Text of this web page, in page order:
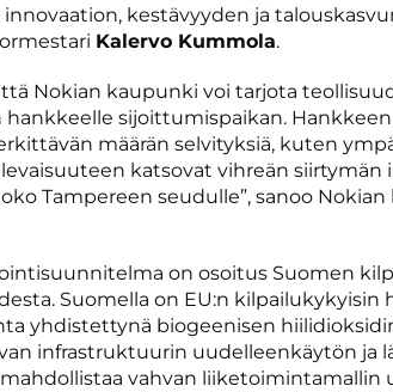
kestävyyden ja
Kalervo Kummola.
Nokian kaupunki voi tarjota
hankkeelle sijoittumispaikan.
määrän selvityksiä, kuten
katsovat vihreän siirtymän
Tampereen seudulle”, sanoo
on osoitus Suomen
Suomella on EU:n kilpailukykyisin
yhdistettynä biogeenisen
infrastruktuurin uudelleenkäytön ja
mahdollistaa vahvan liiketoimintamallin